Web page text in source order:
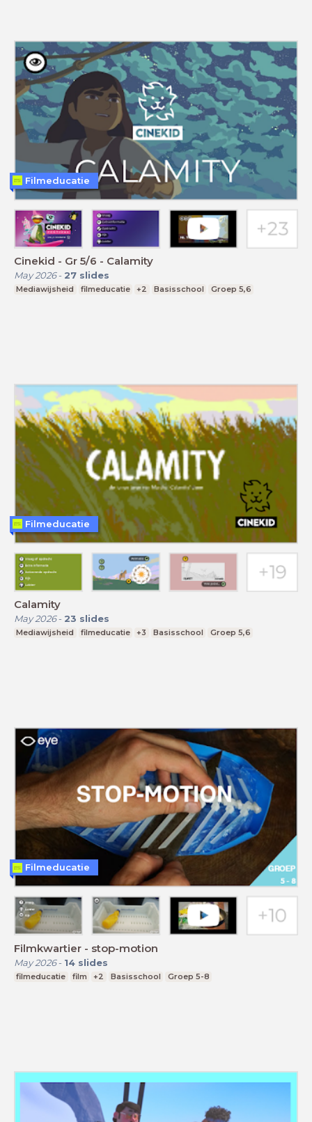
Cinekid - Gr 5/6 - Calamity
May 2026- 27 slides
Mediawijsheid filmeducatie +2 Basisschool Groep 5,6
Filmeducatie
Calamity
May 2026- 23 slides
Mediawijsheid filmeducatie +3 Basisschool Groep 5,6
Filmeducatie
Filmkwartier - stop-motion
May 2026- 14 slides
filmeducatie film +2 Basisschool Groep 5-8
Filmeducatie